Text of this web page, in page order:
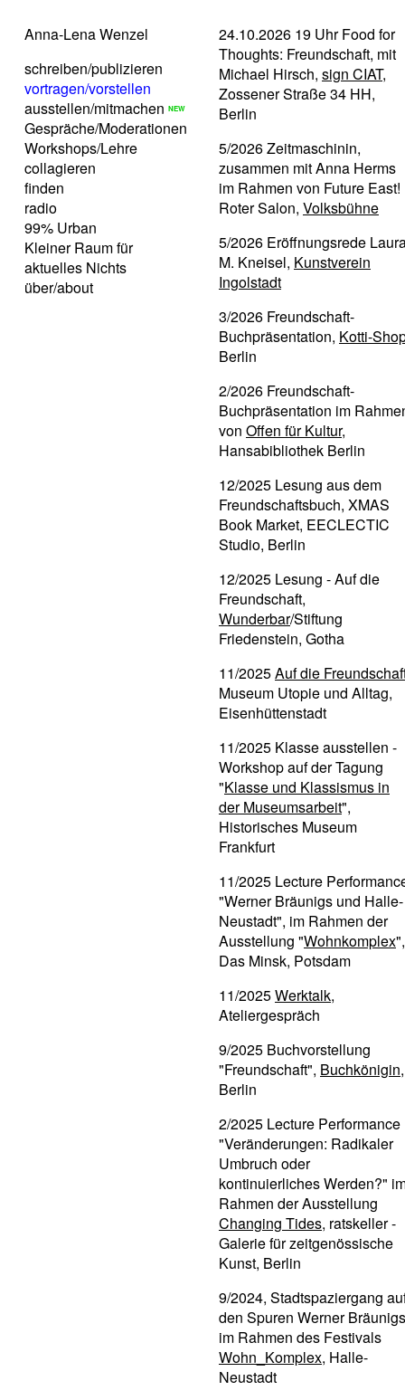
Anna-Lena Wenzel
schreiben/publizieren
vortragen/vorstellen
ausstellen/mitmachen
Gespräche/Moderationen
Workshops/Lehre
collagieren
finden
radio
99% Urban
Kleiner Raum für
aktuelles Nichts
über/about
24.10.2026 19 Uhr Food for
Thoughts: Freundschaft, mit
Michael Hirsch, sign CIAT,
Zossener Straße 34 HH,
Berlin
5/2026 Zeitmaschinin,
zusammen mit Anna Herms
im Rahmen von Future East!
Roter Salon, Volksbühne
5/2026 Eröffnungsrede
M. Kneisel, Kunstverein
Ingolstadt
3/2026 Freundschaft-
Buchpräsentation, Kotti-
Berlin
2/2026 Freundschaft-
Buchpräsentation im
von Offen für Kultur,
Hansabibliothek Berlin
12/2025 Lesung aus dem
Freundschaftsbuch, XMAS
Book Market, EECLECTIC
Studio, Berlin
12/2025 Lesung - Auf die
Freundschaft,
Wunderbar/Stiftung
Friedenstein, Gotha
11/2025Auf die
Museum Utopie und Alltag,
Eisenhüttenstadt
11/2025 Klasse ausstellen -
Workshop auf der Tagung
"Klasse und Klassismus in
der Museumsarbeit",
Historisches Museum
Frankfurt
11/2025 Lecture
"Werner Bräunigs und Halle-
Neustadt", im Rahmen der
Ausstellung "Wohnkomplex",
Das Minsk, Potsdam
11/2025Werktalk,
Ateliergespräch
9/2025 Buchvorstellung
"Freundschaft", Buchkönigin,
Berlin
2/2025 Lecture Performance
"Veränderungen: Radikaler
Umbruch oder
kontinuierliches Werden?"
Rahmen der Ausstellung
Changing Tides, ratskeller -
Galerie für zeitgenössische
Kunst, Berlin
9/2024, Stadtspaziergang
den Spuren Werner Bräunigs
im Rahmen des Festivals
Wohn_Komplex, Halle-
Neustadt